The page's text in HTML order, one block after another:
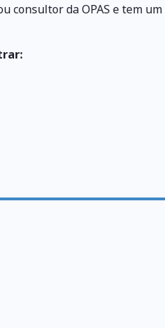
consultor da OPAS e tem